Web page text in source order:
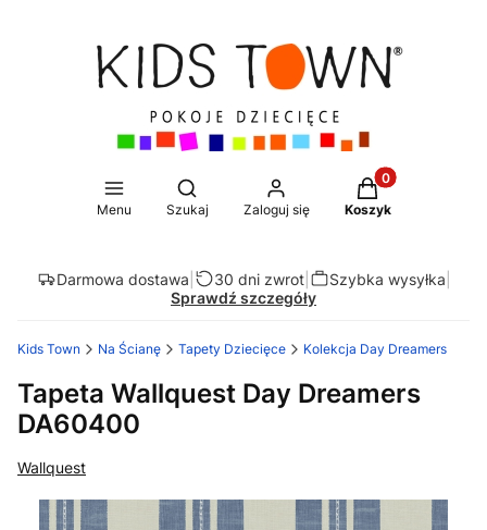
Menu
Otwórz wyszukiwarkę
Szukaj Zaloguj się
Produkty w
Koszyk
Darmowa dostawa 30 dni zwrot| Szybka wysyłka
Sprawdź szczegóły
Kids Town Na Ścianę Tapety Dziecięce Kolekcja Day Dreamers
Tapeta Wallquest Day Dreamers
DA60400
Wallquest